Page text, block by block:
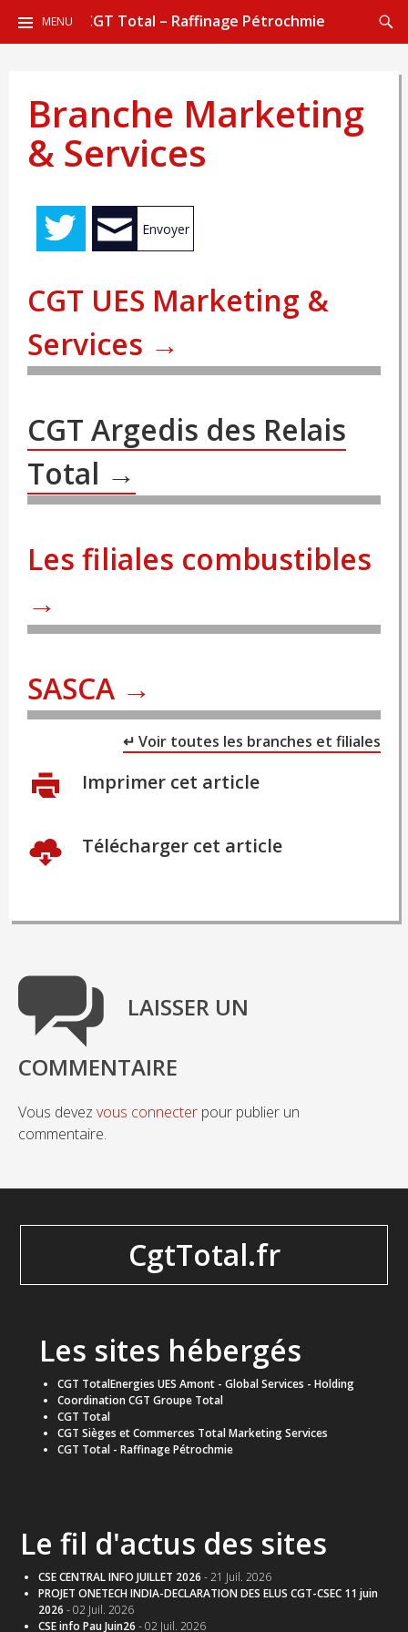
CGT Total – Raffinage Pétrochmie
MENU
AU
Branche Marketing
& Services
Envoyer
CGT UES Marketing &
Services →
CGT Argedis des Relais
Total →
Les filiales combustibles
→
SASCA →
↵ Voir toutes les branches et filiales
Imprimer cet article
Télécharger cet article
LAISSER UN
COMMENTAIRE
Vous devez vous connecter pour publier un
commentaire.
CgtTotal.fr
Les sites hébergés
CGT TotalEnergies UES Amont - Global Services - Holding
Coordination CGT Groupe Total
CGT Total
CGT Sièges et Commerces Total Marketing Services
CGT Total - Raffinage Pétrochmie
Le fil d'actus des sites
CSE CENTRAL INFO JUILLET 2026 - 21 Juil. 2026
PROJET ONETECH INDIA-DECLARATION DES ELUS CGT-CSEC 11 juin
2026 - 02 Juil. 2026
CSE info Pau Juin26 - 02 Juil. 2026